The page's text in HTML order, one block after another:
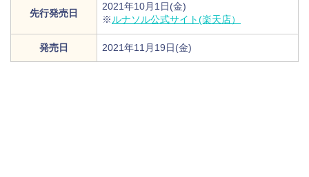
先行発売日
2021年10月1日(金)
※ルナソル公式サイト(楽天店）
発売日 2021年11月19日(金)